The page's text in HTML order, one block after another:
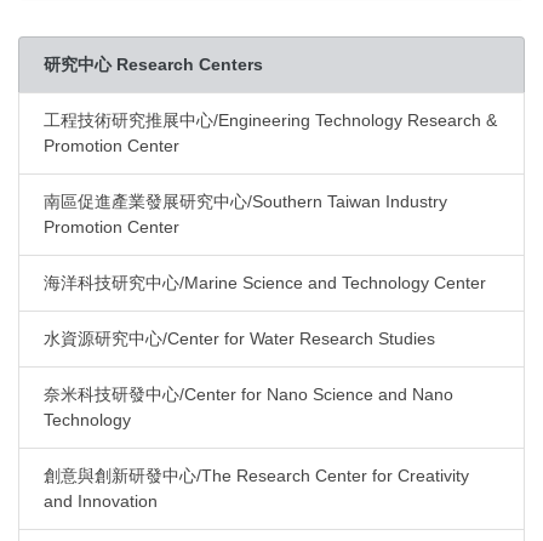
研究中心 Research Centers
工程技術研究推展中心/Engineering Technology Research &
Promotion Center
南區促進產業發展研究中心/Southern Taiwan Industry
Promotion Center
海洋科技研究中心/Marine Science and Technology Center
水資源研究中心/Center for Water Research Studies
奈米科技研發中心/Center for Nano Science and Nano
Technology
創意與創新研發中心/The Research Center for Creativity
and Innovation